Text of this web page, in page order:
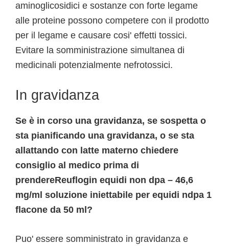
aminoglicosidici e sostanze con forte legame
alle proteine possono competere con il prodotto
per il legame e causare cosi' effetti tossici.
Evitare la somministrazione simultanea di
medicinali potenzialmente nefrotossici.
In gravidanza
Se è in corso una gravidanza, se sospetta o
sta pianificando una gravidanza, o se sta
allattando con latte materno chiedere
consiglio al medico prima di
prendereReuflogin equidi non dpa – 46,6
mg/ml soluzione iniettabile per equidi ndpa 1
flacone da 50 ml?
Puo' essere somministrato in gravidanza e